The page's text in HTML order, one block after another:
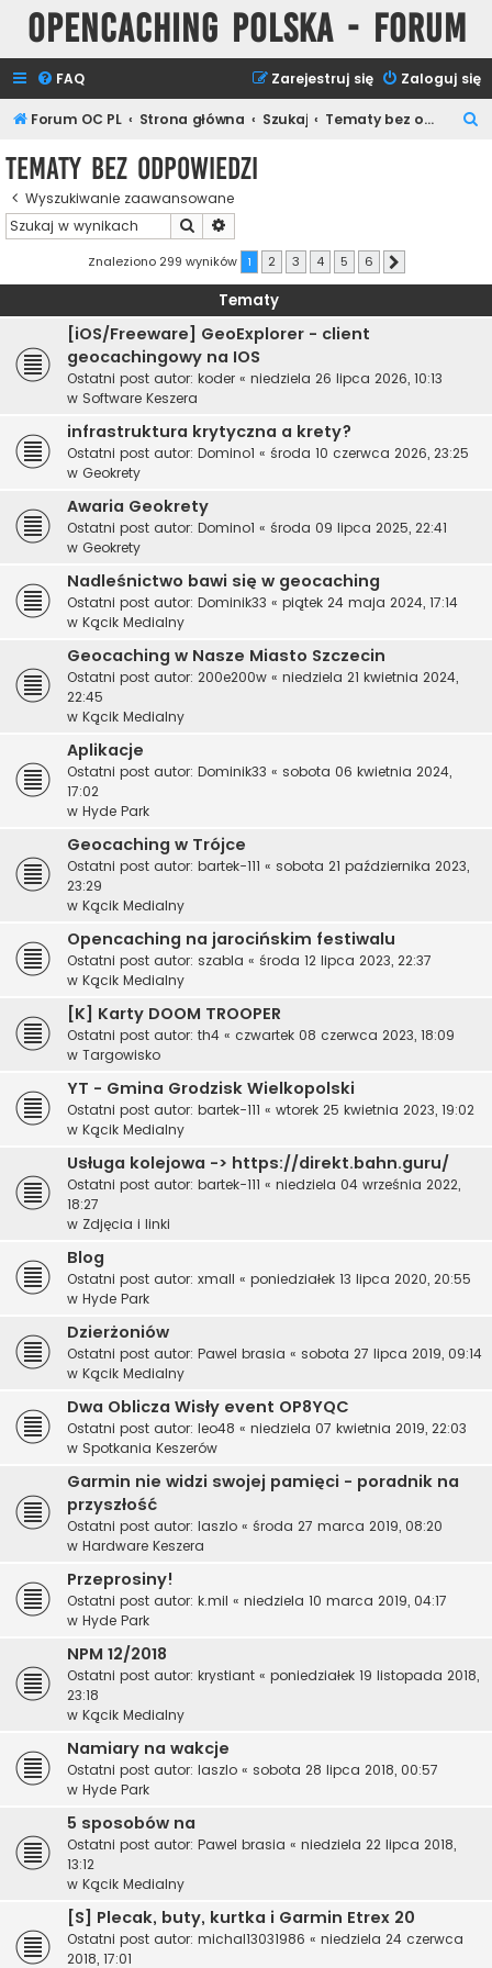
Opencaching Polska - Forum
FAQ Zaloguj się
Zarejestruj się
Forum OC PL Strona główna Szukaj Tematy bez odpowiedzi
Tematy bez odpowiedzi
Wyszukiwanie zaawansowane
Szukaj
Znaleziono 299 wyników 1 2 3 4 5 6
Tematy
[iOS/Freeware] GeoExplorer - client
geocachingowy na IOS
Ostatni post autor: koder « niedziela 26 lipca 2026, 10:13
w Software Keszera
infrastruktura krytyczna a krety?
Ostatni post autor: Domino1 « środa 10 czerwca 2026, 23:25
w Geokrety
Awaria Geokrety
Ostatni post autor: Domino1 « środa 09 lipca 2025, 22:41
w Geokrety
Nadleśnictwo bawi się w geocaching
Ostatni post autor: Dominik33 « piątek 24 maja 2024, 17:14
w Kącik Medialny
Geocaching w Nasze Miasto Szczecin
Ostatni post autor: 200e200w « niedziela 21 kwietnia 2024,
22:45
w Kącik Medialny
Aplikacje
Ostatni post autor: Dominik33 « sobota 06 kwietnia 2024,
17:02
w Hyde Park
Geocaching w Trójce
Ostatni post autor: bartek-111 « sobota 21 października 2023,
23:29
w Kącik Medialny
Opencaching na jarocińskim festiwalu
Ostatni post autor: szabla « środa 12 lipca 2023, 22:37
w Kącik Medialny
[K] Karty DOOM TROOPER
Ostatni post autor: th4 « czwartek 08 czerwca 2023, 18:09
w Targowisko
YT - Gmina Grodzisk Wielkopolski
Ostatni post autor: bartek-111 « wtorek 25 kwietnia 2023, 19:02
w Kącik Medialny
Usługa kolejowa -> https://direkt.bahn.guru/
Ostatni post autor: bartek-111 « niedziela 04 września 2022,
18:27
w Zdjęcia i linki
Blog
Ostatni post autor: xmall « poniedziałek 13 lipca 2020, 20:55
w Hyde Park
Dzierżoniów
Ostatni post autor: Pawel brasia « sobota 27 lipca 2019, 09:14
w Kącik Medialny
Dwa Oblicza Wisły event OP8YQC
Ostatni post autor: leo48 « niedziela 07 kwietnia 2019, 22:03
w Spotkania Keszerów
Garmin nie widzi swojej pamięci - poradnik na
przyszłość
Ostatni post autor: laszlo « środa 27 marca 2019, 08:20
w Hardware Keszera
Przeprosiny!
Ostatni post autor: k.mil « niedziela 10 marca 2019, 04:17
w Hyde Park
NPM 12/2018
Ostatni post autor: krystiant « poniedziałek 19 listopada 2018,
23:18
w Kącik Medialny
Namiary na wakcje
Ostatni post autor: laszlo « sobota 28 lipca 2018, 00:57
w Hyde Park
5 sposobów na
Ostatni post autor: Pawel brasia « niedziela 22 lipca 2018,
13:12
w Kącik Medialny
[S] Plecak, buty, kurtka i Garmin Etrex 20
Ostatni post autor: michal13031986 « niedziela 24 czerwca
2018, 17:01